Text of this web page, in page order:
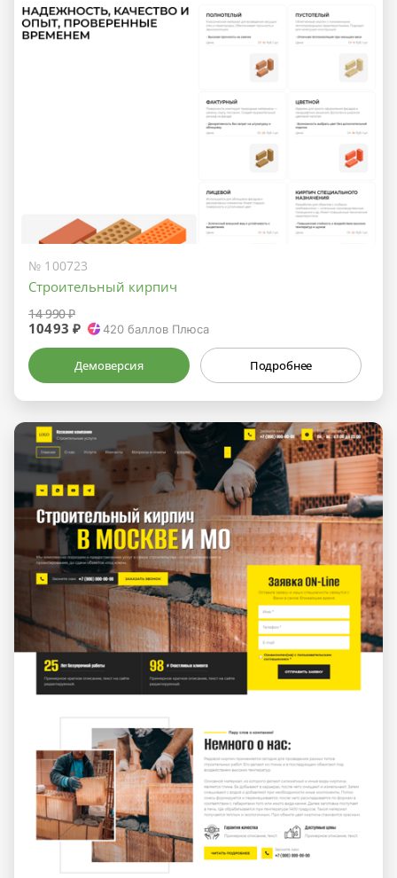
№ 100723
Строительный кирпич
14 990 ₽
10493 ₽ 420 баллов Плюса
Демоверсия Подробнее